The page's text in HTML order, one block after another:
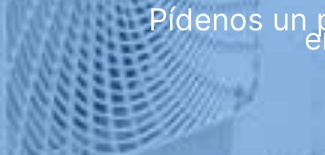
Pídenos un